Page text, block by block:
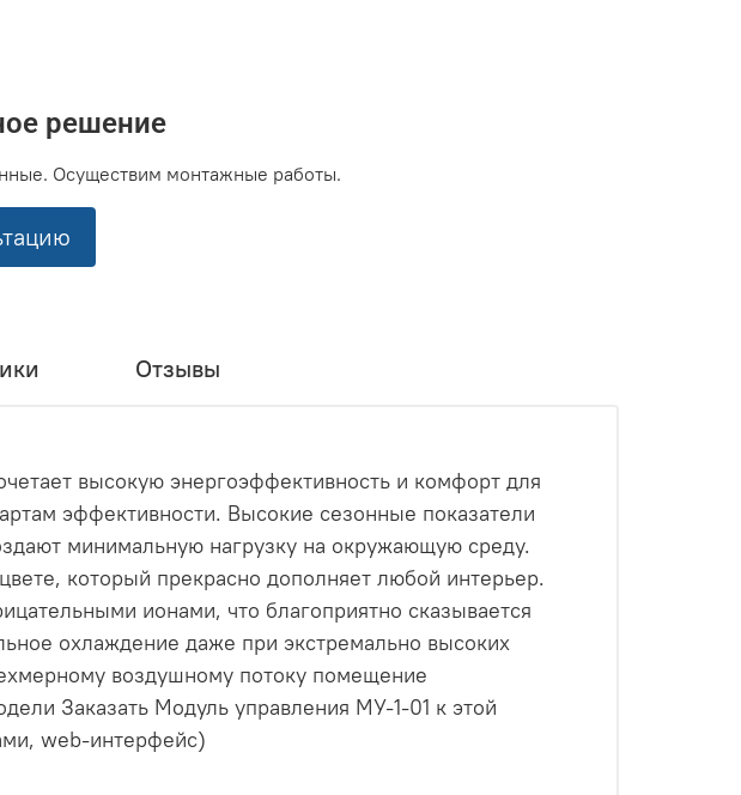
решение
Осуществим монтажные работы.
Отзывы
высокую энергоэффективность и комфорт для
эффективности. Высокие сезонные показатели
минимальную нагрузку на окружающую среду.
который прекрасно дополняет любой интерьер.
ионами, что благоприятно сказывается
охлаждение даже при экстремально высоких
воздушному потоку помещение
Заказать Модуль управления МУ-1-01 к этой
web-интерфейс)